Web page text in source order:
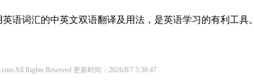
语词汇的中英文双语翻译及用法，是英语学习的有利工具。
All Rights Reserved 更新时间：2026/8/7 5:30:47